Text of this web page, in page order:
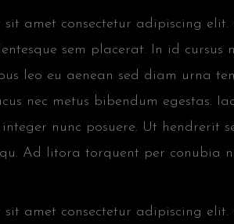
amet consectetur adipiscing elit.
sem placerat. In id cursus
leo eu aenean sed diam urna
nec metus bibendum egestas.
nunc posuere. Ut hendrerit
Ad litora torquent per conubia
amet consectetur adipiscing elit.